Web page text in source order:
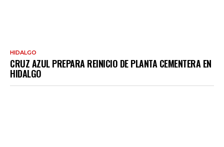
HIDALGO
CRUZ AZUL PREPARA REINICIO DE PLANTA CEMENTERA EN
HIDALGO